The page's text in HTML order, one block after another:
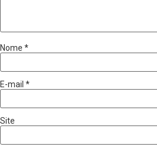
Nome *
E-mail *
Site